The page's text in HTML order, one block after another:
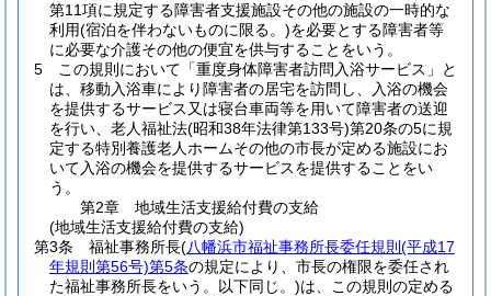
第11項に規定する障害者支援施設その他の施設の一時的な
利用(宿泊を伴わないものに限る。)を必要とする障害者等
に必要な介護その他の便宜を供与することをいう。
5
この規則において「重度身体障害者訪問入浴サービス」と
は、移動入浴車により障害者の居宅を訪問し、入浴の機会
を提供するサービス又は寝台車両等を用いて障害者の送迎
を行い、老人福祉法(昭和38年法律第133号)第20条の5に規
定する特別養護老人ホームその他の市長が定める施設にお
いて入浴の機会を提供するサービスを提供することをい
う。
第2章
地域生活支援給付費の支給
(地域生活支援給付費の支給)
第3条
福祉事務所長(八幡浜市福祉事務所長委任規則 (平成17
年規則第56号)第5条の規定により、市長の権限を委任され
た福祉事務所長をいう。以下同じ。)は、この規則の定める